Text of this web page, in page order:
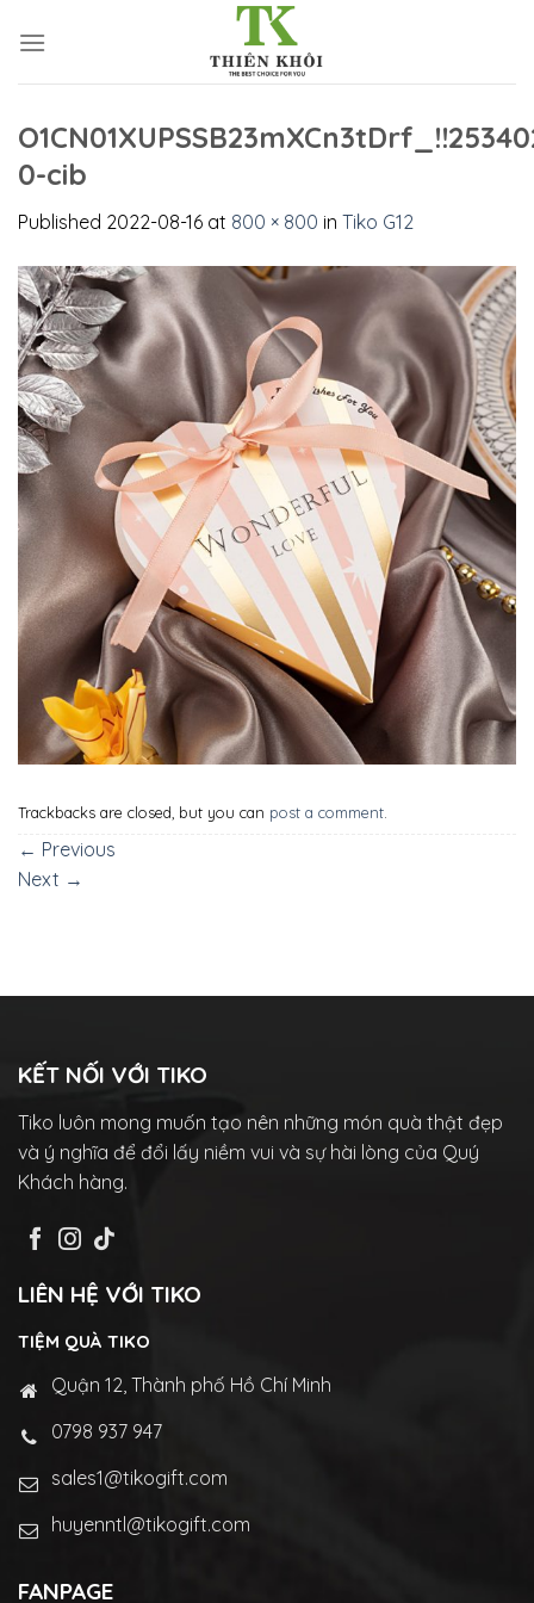
0-cib
Published 2022-08-16 at 800 × 800 in Tiko G12
Trackbacks are closed, but you can post a comment.
← Previous
Next →
KẾT NỐI VỚI TIKO
Tiko luôn mong muốn tạo nên những món quà thật đẹp
và ý nghĩa để đổi lấy niềm vui và sự hài lòng của Quý
Khách hàng.
LIÊN HỆ VỚI TIKO
TIỆM QUÀ TIKO
Quận 12, Thành phố Hồ Chí Minh
0798 937 947
sales1@tikogift.com
huyenntl@tikogift.com
FANPAGE